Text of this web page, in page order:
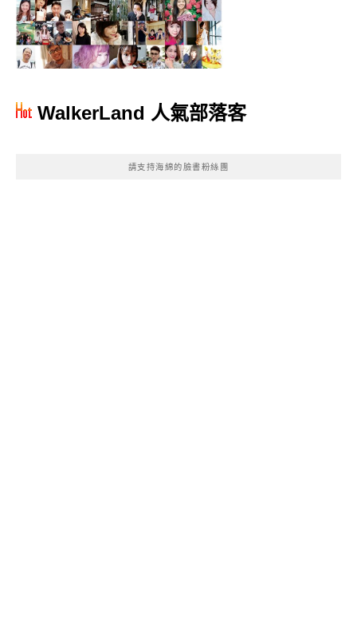
WalkerLand 人氣部落客
請支持海綿的臉書粉絲團